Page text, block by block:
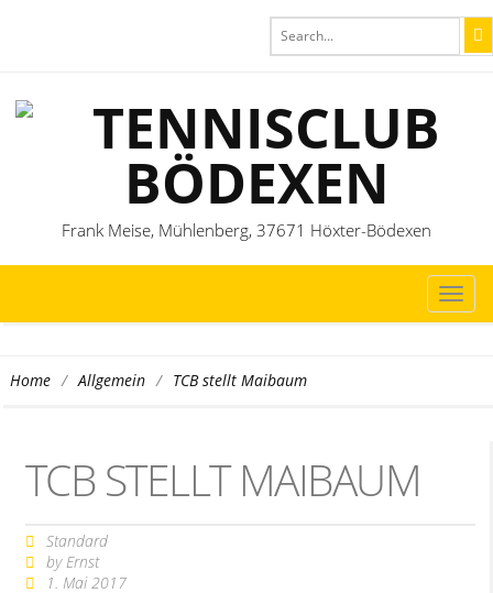
Frank Meise, Mühlenberg, 37671 Höxter-Bödexen
Home / Allgemein / TCB stellt Maibaum
TCB STELLT MAIBAUM
Standard
by Ernst
1. Mai 2017